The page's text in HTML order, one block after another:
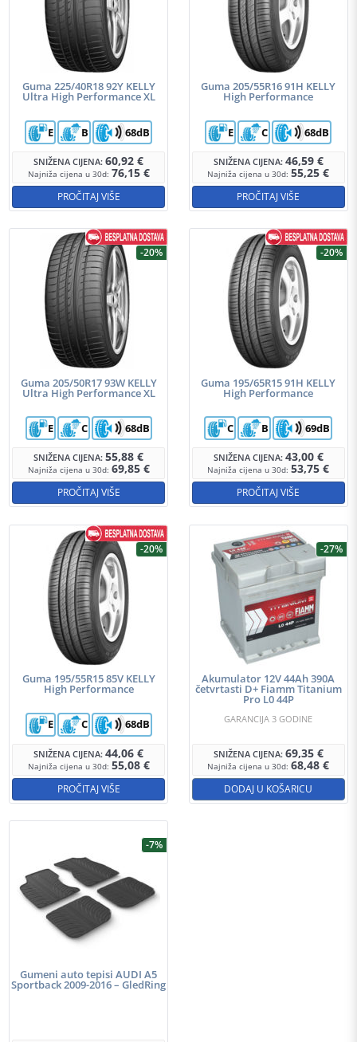
Guma 225/40R18 92Y KELLY
Ultra High Performance XL
SNIŽENA CIJENA:60,92€
Najniža cijena u 30d: 76,15 €
E B 68dB
PROČITAJ VIŠE
Guma 205/55R16 91H KELLY
High Performance
SNIŽENA CIJENA: 46,59 €
Najniža cijena u 30d:55,25€
E C 68dB
PROČITAJ VIŠE
-20%
Guma 205/50R17 93W KELLY
Ultra High Performance XL
SNIŽENA CIJENA:55,88€
Najniža cijena u 30d: 69,85 €
E C 68dB
PROČITAJ VIŠE
-20%
Guma 195/65R15 91H KELLY
High Performance
SNIŽENA CIJENA: 43,00 €
Najniža cijena u 30d:53,75€
C B 69dB
PROČITAJ VIŠE
-20%
Guma 195/55R15 85V KELLY
High Performance
SNIŽENA CIJENA:44,06€
Najniža cijena u 30d: 55,08 €
E C 68dB
PROČITAJ VIŠE
-27%
Akumulator 12V 44Ah 390A
četvrtasti D+ Fiamm Titanium
Pro L0 44P
SNIŽENA CIJENA: 69,35 €
Najniža cijena u 30d:68,48€
GARANCIJA 3 GODINE
DODAJ U KOŠARICU
-7%
Gumeni auto tepisi AUDI A5
Sportback 2009-2016 – GledRing